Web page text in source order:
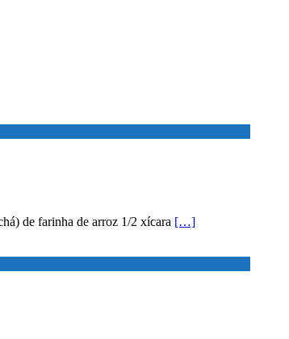
de farinha de arroz 1/2 xícara […]